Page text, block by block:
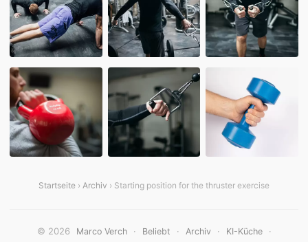
Startseite › Archiv › Starting position for the thruster exercise
© 2026 Marco Verch · Beliebt · Archiv · KI-Küche ·